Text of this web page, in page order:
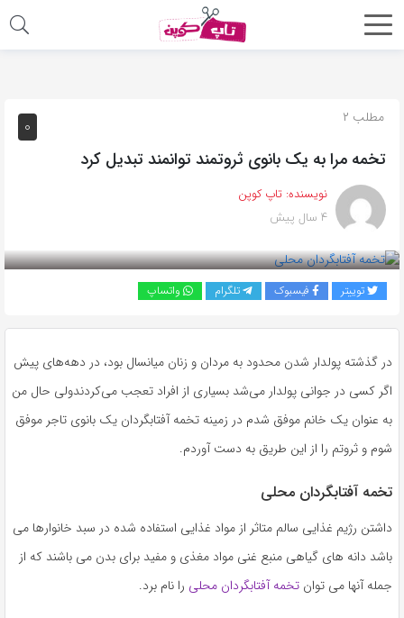
اشتراک
از
روش‌های
زیر
می‌توانید
این
صفحه
با
دوستان
خود
بگذارید.
لینک
۰ مطلب ۲
تخمه مرا به یک بانوی ثروتمند توانمند تبدیل کرد
نویسنده: تاپ کوپن
۴ سال پیش
توییتر فیسبوک تلگرام واتساپ
در گذشته پولدار شدن محدود به مردان و زنان میانسال بود، در دهه‌های پیش
اگر کسی در جوانی پولدار می‌شد بسیاری از افراد تعجب می‌کردندولی حال من
به عنوان یک خانم موفق شدم در زمینه تخمه آفتابگردان یک بانوی تاجر موفق
شوم و ثروتم را از این طریق به دست آوردم.
تخمه آفتابگردان محلی
داشتن رژیم غذایی سالم متاثر از مواد غذایی استفاده شده در سبد خانوارها می
باشد دانه های گیاهی منبع غنی مواد مغذی و مفید برای بدن می باشند که از
جمله آنها می توان تخمه آفتابگردان محلی را نام برد.